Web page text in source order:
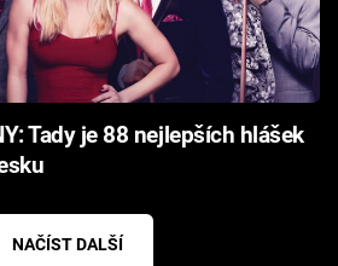
Tady je 88 nejlepších hlášek
NAČÍST DALŠÍ